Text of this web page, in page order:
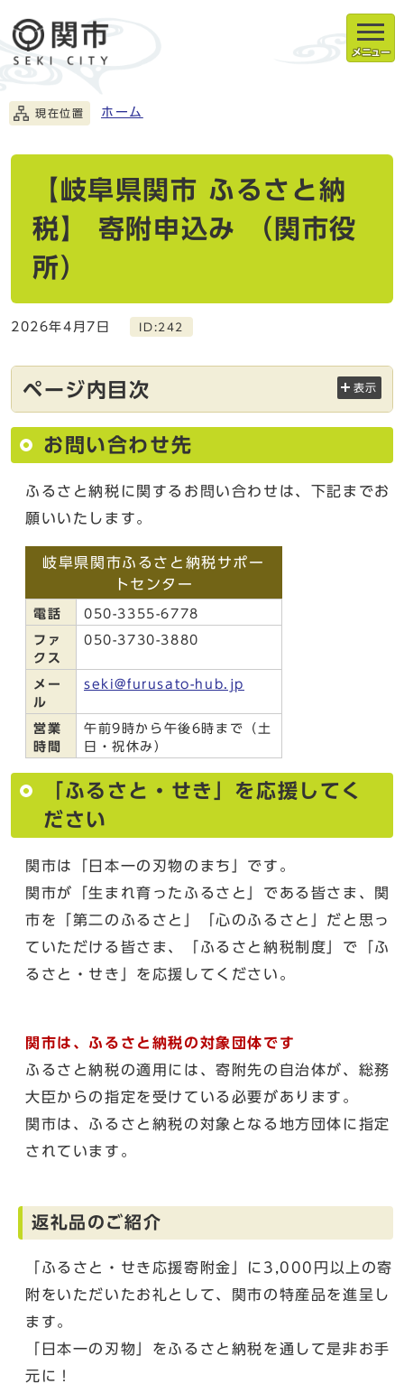
メニュー
現在位置 ホーム
【岐阜県関市 ふるさと納
税】 寄附申込み （関市役
所）
2026年4月7日 ID:242
ページ内目次 表示
お問い合わせ先
ふるさと納税に関するお問い合わせは、下記までお
願いいたします。
岐阜県関市ふるさと納税サポー
トセンター
電話 050-3355-6778
ファ
クス
050-3730-3880
メー
ル
seki@furusato-hub.jp
営業
時間
午前9時から午後6時まで（土
日・祝休み）
「ふるさと・せき」を応援してく
ださい
関市は「日本一の刃物のまち」です。
関市が「生まれ育ったふるさと」である皆さま、関
市を「第二のふるさと」「心のふるさと」だと思っ
ていただける皆さま、「ふるさと納税制度」で「ふ
るさと・せき」を応援してください。
関市は、ふるさと納税の対象団体です
ふるさと納税の適用には、寄附先の自治体が、総務
大臣からの指定を受けている必要があります。
関市は、ふるさと納税の対象となる地方団体に指定
されています。
返礼品のご紹介
「ふるさと・せき応援寄附金」に3,000円以上の寄
附をいただいたお礼として、関市の特産品を進呈し
ます。
「日本一の刃物」をふるさと納税を通して是非お手
元に！